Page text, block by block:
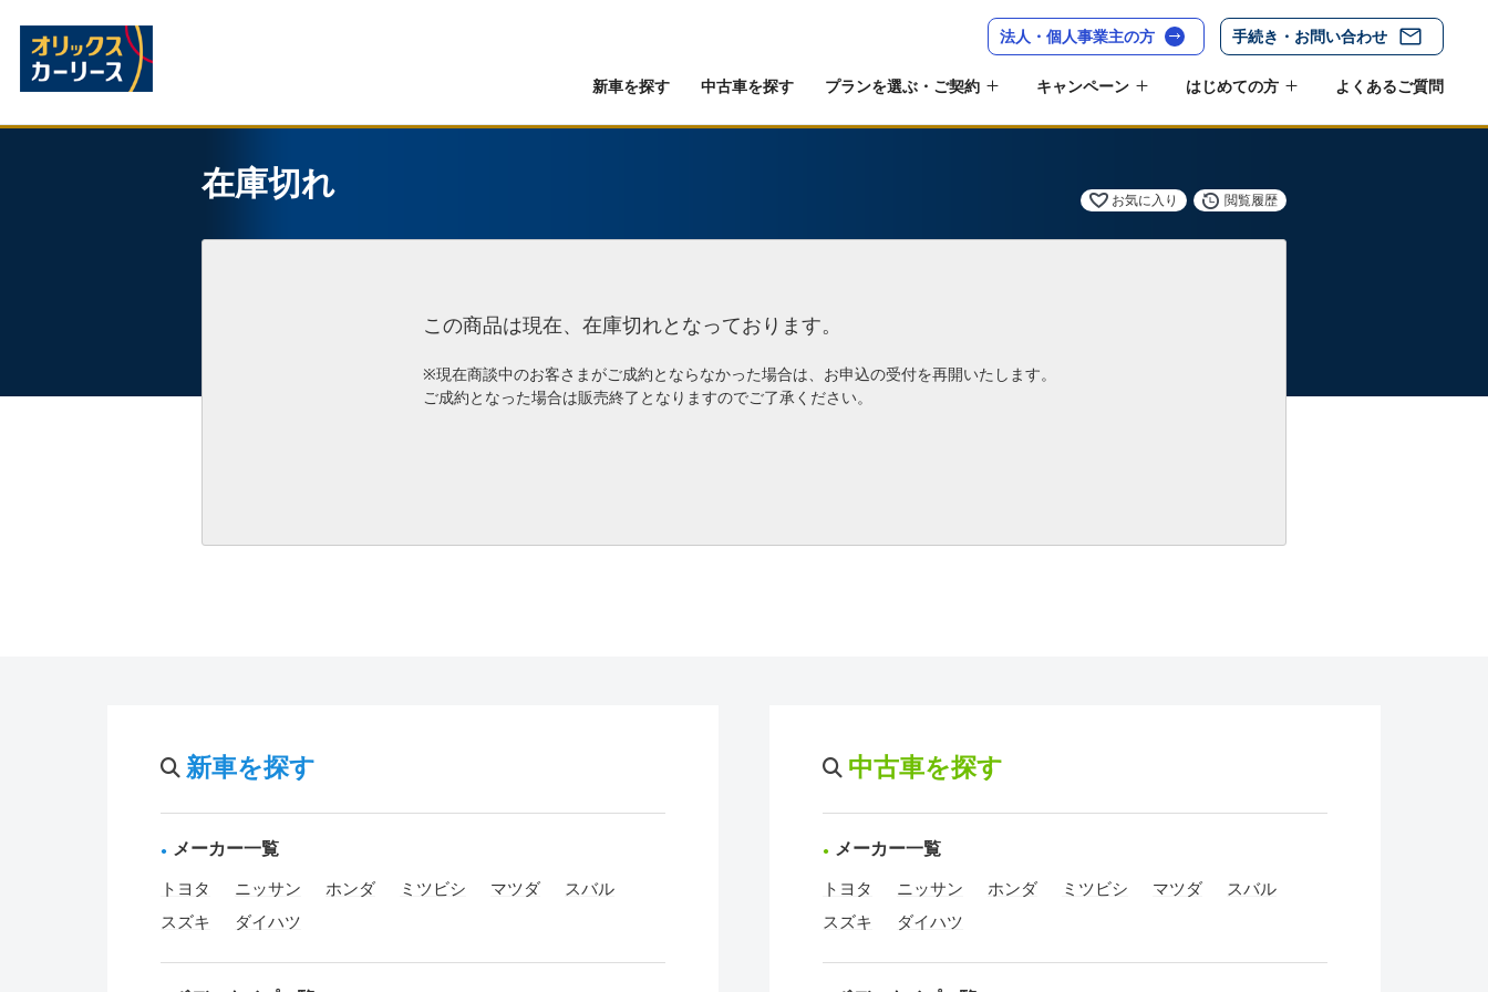
法人・個人事業主の方 手続き・お問い合わせ
新車を探す 中古車を探す プランを選ぶ・ご契約 キャンペーン はじめての方 よくあるご質問
在庫切れ お気に入り 閲覧履歴
この商品は現在、在庫切れとなっております。
※現在商談中のお客さまがご成約とならなかった場合は、お申込の受付を再開いたします。
ご成約となった場合は販売終了となりますのでご了承ください。
新車を探す
メーカー一覧
トヨタ ニッサン ホンダ ミツビシ マツダ
スバル
スズキ
ダイハツ
中古車を探す
メーカー一覧
トヨタ ニッサン ホンダ ミツビシ マツダ
スバル
スズキ
ダイハツ